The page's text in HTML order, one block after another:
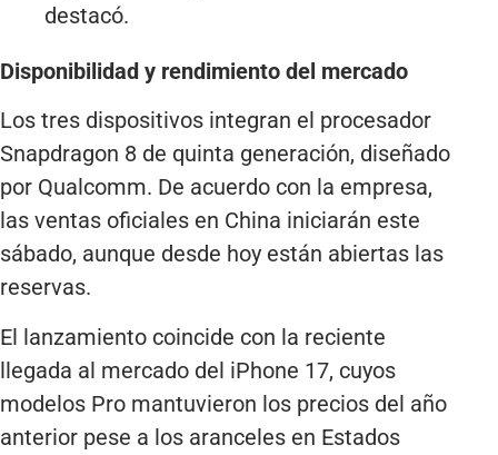
destacó.
Disponibilidad y rendimiento del mercado
Los tres dispositivos integran el procesador
Snapdragon 8 de quinta generación, diseñado
por Qualcomm. De acuerdo con la empresa,
las ventas oficiales en China iniciarán este
sábado, aunque desde hoy están abiertas las
reservas.
El lanzamiento coincide con la reciente
llegada al mercado del iPhone 17, cuyos
modelos Pro mantuvieron los precios del año
anterior pese a los aranceles en Estados